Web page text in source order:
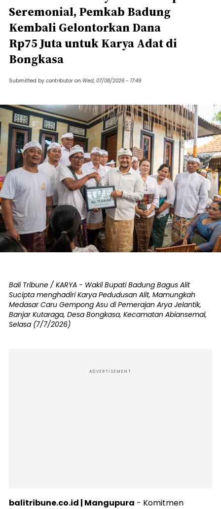
Seremonial, Pemkab Badung
Kembali Gelontorkan Dana
Rp75 Juta untuk Karya Adat di
Bongkasa
Submitted by contributor on Wed, 07/08/2026 - 17:49
Bali Tribune / KARYA - Wakil Bupati Badung Bagus Alit
Sucipta menghadiri Karya Pedudusan Alit, Mamungkah
Medasar Caru Gempong Asu di Pemerajan Arya Jelantik,
Banjar Kutaraga, Desa Bongkasa, Kecamatan Abiansemal,
Selasa (7/7/2026)
ADVERTISEMENT
balitribune.co.id | Mangupura - Komitmen